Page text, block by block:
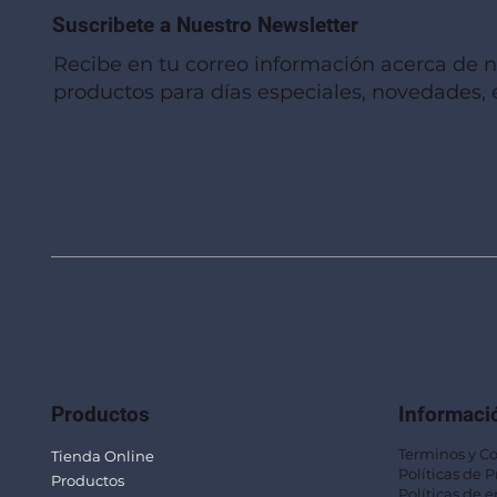
Suscribete a Nuestro Newsletter
Recibe en tu correo información acerca de
productos para días especiales, novedades,
Productos
Tienda Online
Productos
Terminos y
Políticas de